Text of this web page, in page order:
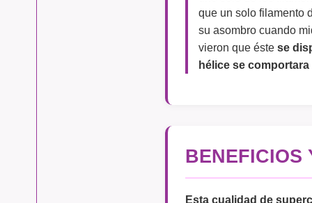
que un solo filamento
su asombro cuando
vieron que éste se
hélice se
BENEFICIOS
Esta cualidad de